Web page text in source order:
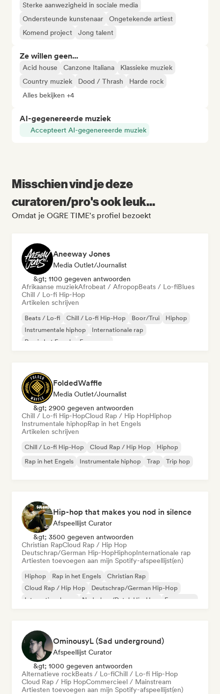
Sterke aanwezigheid in sociale media
Ondersteunde kunstenaar
Ongetekende artiest
Komend project
Jong talent
Ze willen geen...
Acid house Canzone Italiana
Klassieke muziek
Country muziek
Dood / Thrash
Harde rock
Alles bekijken +4
AI-gegenereerde muziek
Accepteert AI-gegenereerde muziek
Misschien vind je deze
curatoren/pro's ook leuk...
Omdat je OGRE TIME's profiel bezoekt
Aneeway Jones
Media Outlet/Journalist
&gt; 1100 gegeven antwoorden
Afrikaanse muziekAfrobeat / AfropopBeats / Lo-fiBlues
Chill / Lo-fi Hip-Hop
Artikelen schrijven
Beats / Lo-fi Chill / Lo-fi Hip-Hop Boor/Trui
Hiphop
Instrumentale hiphop
Internationale rap
Rap in het Engels
Franse rap
FoldedWaffle
Media Outlet/Journalist
&gt; 2900 gegeven antwoorden
Chill / Lo-fi Hip-HopCloud Rap / Hip HopHiphop
Instrumentale hiphopRap in het Engels
Artikelen schrijven
Chill / Lo-fi Hip-Hop Cloud Rap / Hip Hop
Hiphop
Rap in het Engels
Instrumentale hiphop Trap Trip hop
Hip-hop that makes you nod in silence
Afspeellijst Curator
&gt; 3500 gegeven antwoorden
Christian RapCloud Rap / Hip Hop
Deutschrap/German Hip-HopHiphopInternationale rap
Artiesten toevoegen aan mijn Spotify-afspeellijst(en)
Hiphop Rap in het Engels
Christian Rap
Cloud Rap / Hip Hop
Deutschrap/German Hip-Hop
Internationale rap
Nederhop/Dutch Hip-Hop Franse rap
OminousyL (Sad underground)
Afspeellijst Curator
&gt; 1000 gegeven antwoorden
Alternatieve rockBeats / Lo-fiChill / Lo-fi Hip-Hop
Cloud Rap / Hip HopCommercieel / Mainstream
Artiesten toevoegen aan mijn Spotify-afspeellijst(en)